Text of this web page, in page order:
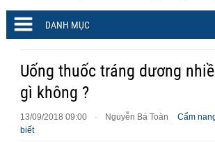
DANH MỤC
Uống thuốc tráng dương
gì không ?
13/09/2018 09:00 · Nguyễn Bá Toàn Cẩm
biết